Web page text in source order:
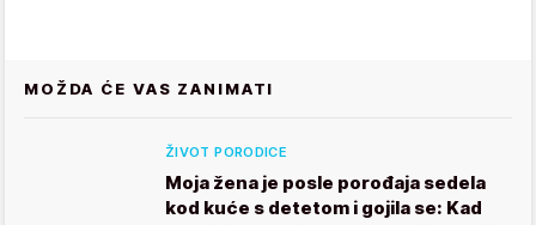
MOŽDA ĆE VAS ZANIMATI
ŽIVOT PORODICE
Moja žena je posle porođaja sedela
kod kuće s detetom i gojila se: Kad